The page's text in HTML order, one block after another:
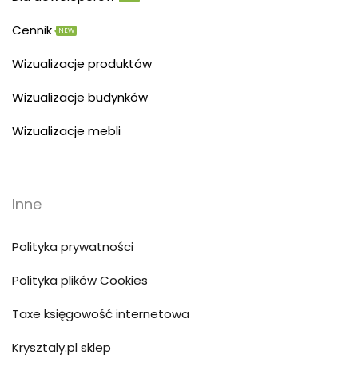
Cennik NEW
Wizualizacje produktów
Wizualizacje budynków
Wizualizacje mebli
Inne
Polityka prywatności
Polityka plików Cookies
Taxe księgowość internetowa
Krysztaly.pl sklep